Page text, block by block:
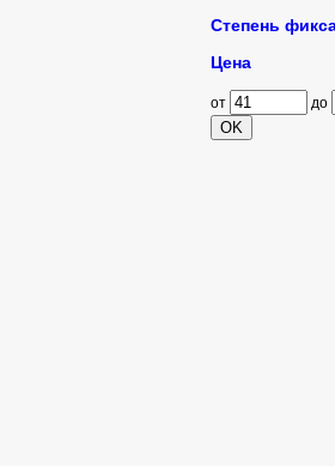
Степень
Цена
от до
OK